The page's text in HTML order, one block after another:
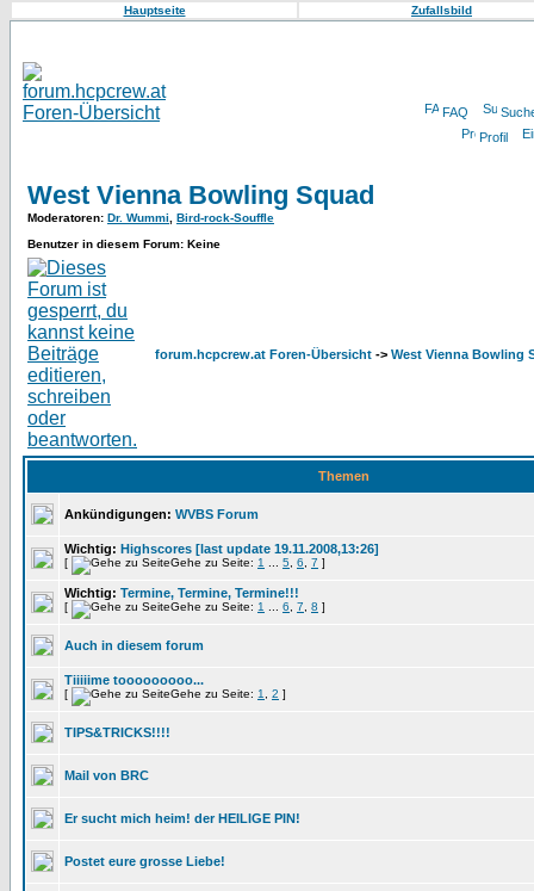
Hauptseite Zufallsbild
FAQ
Profil
West Vienna Bowling Squad
Moderatoren: Dr. Wummi
Bird-rock-Souffle
Benutzer in diesem Forum: Keine
forum.hcpcrew.at Foren-Übersicht -> West Vienna Bowling
Themen
Ankündigungen: WVBS Forum
Wichtig: Highscores [last update 19.11.2008,13:26]
[ Gehe zu Seite: 1 5 6 7 ]
Wichtig: Termine, Termine, Termine!!!
[ Gehe zu Seite: 1 6 7 8 ]
Auch in diesem forum
Tiiiiime tooooooooo...
[ Gehe zu Seite: 1 2 ]
TIPS&TRICKS!!!!
Mail von BRC
Er sucht mich heim! der HEILIGE PIN!
Postet eure grosse Liebe!